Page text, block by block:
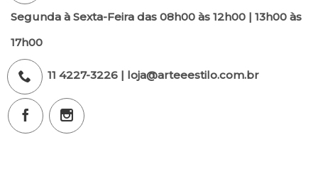
Segunda à Sexta-Feira das 08h00 às 12h00 | 13h00 às
17h00
11 4227-3226 | loja@arteeestilo.com.br